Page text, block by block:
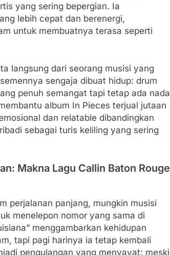
yang sering bepergian. Ia
lebih cepat dan berenergi,
untuk membuatnya terasa seperti
langsung dari seorang musisi yang
sengaja dibuat hidup: drum
penuh semangat tapi tetap ada nada
album In Pieces terjual jutaan
dan relatable dibandingkan
sebagai turis keliling yang sering
Makna Lagu Callin Baton Rouge
perjalanan panjang, mungkin musisi
menelepon nomor yang sama di
menggambarkan kehidupan
tapi pagi harinya ia tetap kembali
pengulangan yang menyayat: meski